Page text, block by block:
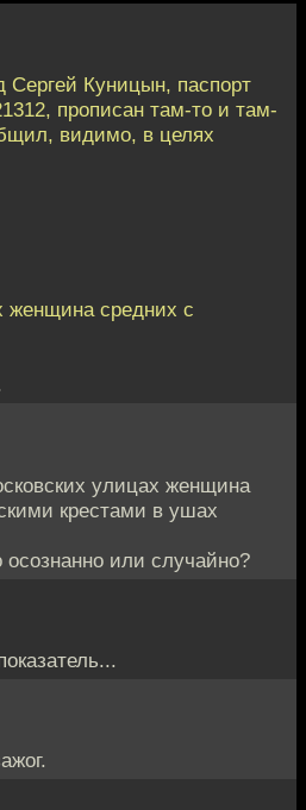
Сергей Куницын, паспорт
прописан там-то и там-
видимо, в целях
женщина средних с
улицах женщина
крестами в ушах
или случайно?